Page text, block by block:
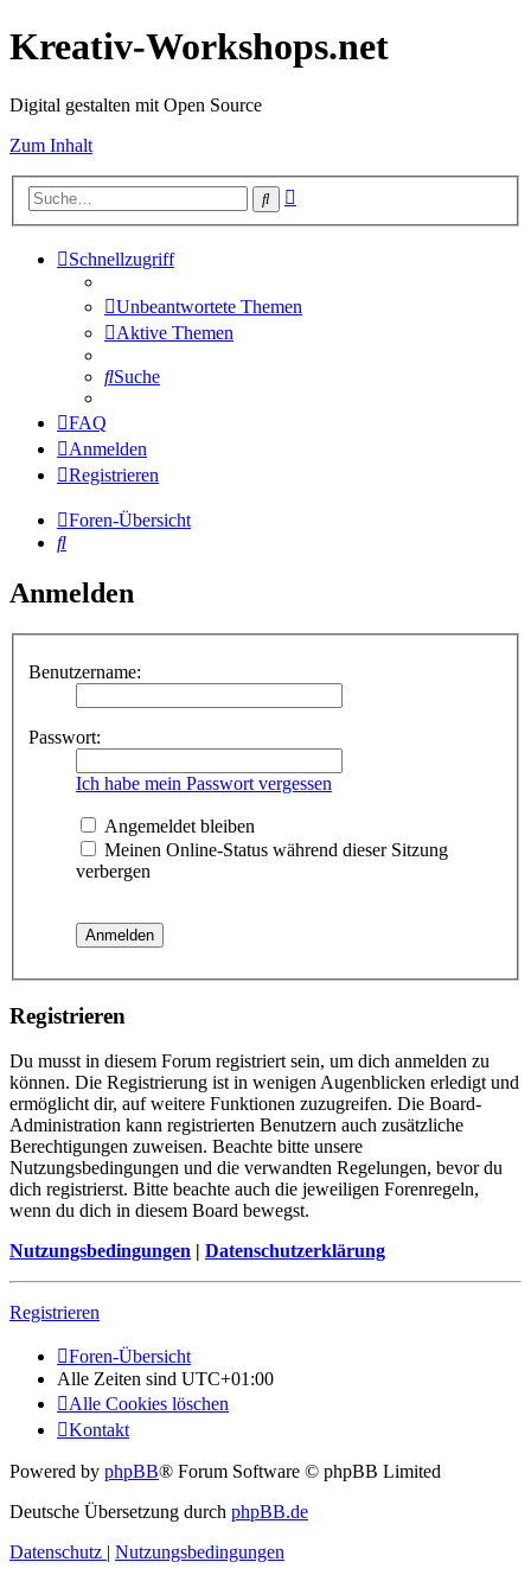
Kreativ-Workshops.net
Digital gestalten mit Open Source
Zum Inhalt
Suche
Schnellzugriff
Unbeantwortete Themen
Aktive Themen
Suche
FAQ
Anmelden
Registrieren
Foren-Übersicht
Suche
Anmelden
Benutzername:
Passwort:
Ich habe mein Passwort vergessen
Angemeldet bleiben
Meinen Online-Status während dieser Sitzung
verbergen
Registrieren
Du musst in diesem Forum registriert sein, um dich anmelden zu
können. Die Registrierung ist in wenigen Augenblicken erledigt und
ermöglicht dir, auf weitere Funktionen zuzugreifen. Die Board-
Administration kann registrierten Benutzern auch zusätzliche
Berechtigungen zuweisen. Beachte bitte unsere
Nutzungsbedingungen und die verwandten Regelungen, bevor du
dich registrierst. Bitte beachte auch die jeweiligen Forenregeln,
wenn du dich in diesem Board bewegst.
Nutzungsbedingungen | Datenschutzerklärung
Registrieren
Foren-Übersicht
Alle Zeiten sind UTC+01:00
Alle Cookies löschen
Kontakt
Powered by phpBB® Forum Software © phpBB Limited
Deutsche Übersetzung durch phpBB.de
Datenschutz | Nutzungsbedingungen